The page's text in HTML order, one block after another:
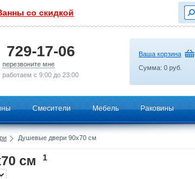
со скидкой
729-17-06
перезвоните мне
работаем с 9:00 до 23:00
Ваша корзина
Сумма: 0 руб.
Смесители Мебель Раковины
Душевые двери 90х70 см
см
1